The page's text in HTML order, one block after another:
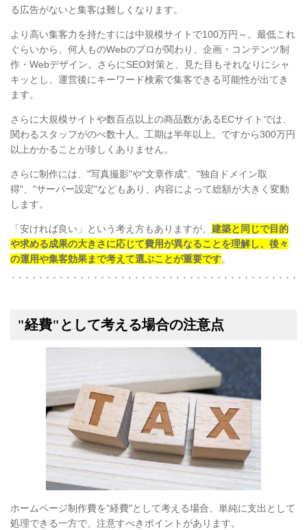
る広告がないと集客は難しくなります。
より高い集客力を持たすには中規模サイトで100万円～。最低これ
ぐらいから、何人ものWebのプロが関わり、企画・コンテンツ制
作・Webデザイン。さらにSEO対策と、見た目もそれなりにシャ
キッとし、運営後にキーワード検索で集客できる可能性が出てき
ます。
さらに大規模サイトや数百点以上の商品数があるECサイトでは、
関わるスタッフがのべ数十人。工期は半年以上。ですから300万円
以上かかることが珍しくありません。
さらに制作には、"写真撮影"や"文章作成"、"独自ドメイン取
得"、"サーバー設定"などもあり、内容によって総額が大きく変動
します。
「安ければ良い」という考え方もありますが、 建築と同じで目的
や求める成果の大きさに応じて費用が異なることを理解し、後々
の運用や集客効果まで考えて選ぶことが重要です。
"経費"として考える場合の注意点
ホームページ制作費を"経費"として考える場合、単純に支出として
処理できる一方で、注意すべきポイントがあります。